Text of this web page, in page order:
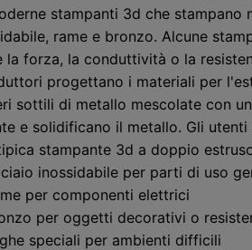
stampanti 3d che
rame e bronzo. Alcune
la forza, la conduttività o la
progettano i materiali per
sottili di metallo mescolate con
e solidificano il metallo. Gli
stampante 3d a doppio
inossidabile per parti di uso
per componenti elettrici
per oggetti decorativi o
speciali per ambienti difficili